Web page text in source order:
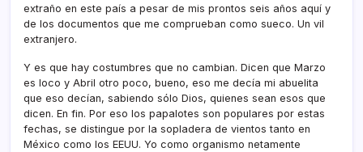
extraño en este paí­s a pesar de mis prontos seis años aquí­ y
de los documentos que me comprueban como sueco. Un vil
extranjero.
Y es que hay costumbres que no cambian. Dicen que Marzo
es loco y Abril otro poco, bueno, eso me decí­a mi abuelita
que eso decí­an, sabiendo sólo Dios, quienes sean esos que
dicen. En fin. Por eso los papalotes son populares por estas
fechas, se distingue por la sopladera de vientos tanto en
México como los EEUU. Yo como organismo netamente